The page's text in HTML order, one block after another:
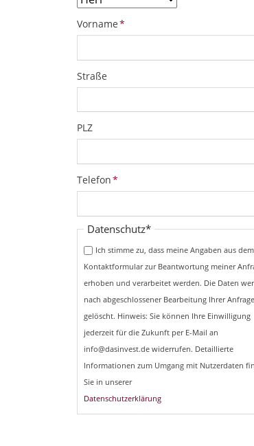
Pflichtfeld
Vorname*
Straße
PLZ
Pflichtfeld
Telefon*
Pflichtfeld
Datenschutz*
Ich stimme zu, dass meine Angaben aus dem
Kontaktformular zur Beantwortung meiner
erhoben und verarbeitet werden. Die Daten
nach abgeschlossener Bearbeitung Ihrer Anfrage
gelöscht. Hinweis: Sie können Ihre Einwilligung
jederzeit für die Zukunft per E-Mail an
info@dasinvest.de widerrufen. Detaillierte
Informationen zum Umgang mit Nutzerdaten
Sie in unserer
Datenschutzerklärung